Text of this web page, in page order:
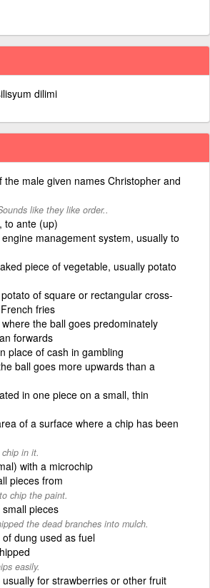
dilimi
the male given names Christopher and
like they like order..
to ante (up)
management system, usually to
piece of vegetable, usually potato
of square or rectangular cross-
fries
the ball goes predominately
forwards
place of cash in gambling
ball goes more upwards than a
in one piece on a small, thin
of a surface where a chip has been
in it.
with a microchip
pieces from
chip the paint.
pieces
the dead branches into mulch.
dung used as fuel
easily.
for strawberries or other fruit